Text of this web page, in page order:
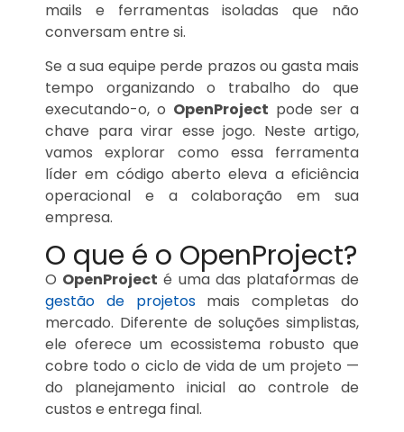
mails e ferramentas isoladas que não
conversam entre si.
Se a sua equipe perde prazos ou gasta mais
tempo organizando o trabalho do que
executando-o, o OpenProject pode ser a
chave para virar esse jogo. Neste artigo,
vamos explorar como essa ferramenta
líder em código aberto eleva a eficiência
operacional e a colaboração em sua
empresa.
O que é o OpenProject?
O OpenProject é uma das plataformas de
gestão de projetosmais completas do
mercado. Diferente de soluções simplistas,
ele oferece um ecossistema robusto que
cobre todo o ciclo de vida de um projeto —
do planejamento inicial ao controle de
custos e entrega final.